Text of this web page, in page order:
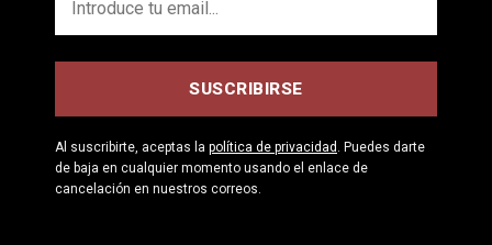
Al suscribirte, aceptas la política de privacidad . Puedes darte
de baja en cualquier momento usando el enlace de
cancelación en nuestros correos.